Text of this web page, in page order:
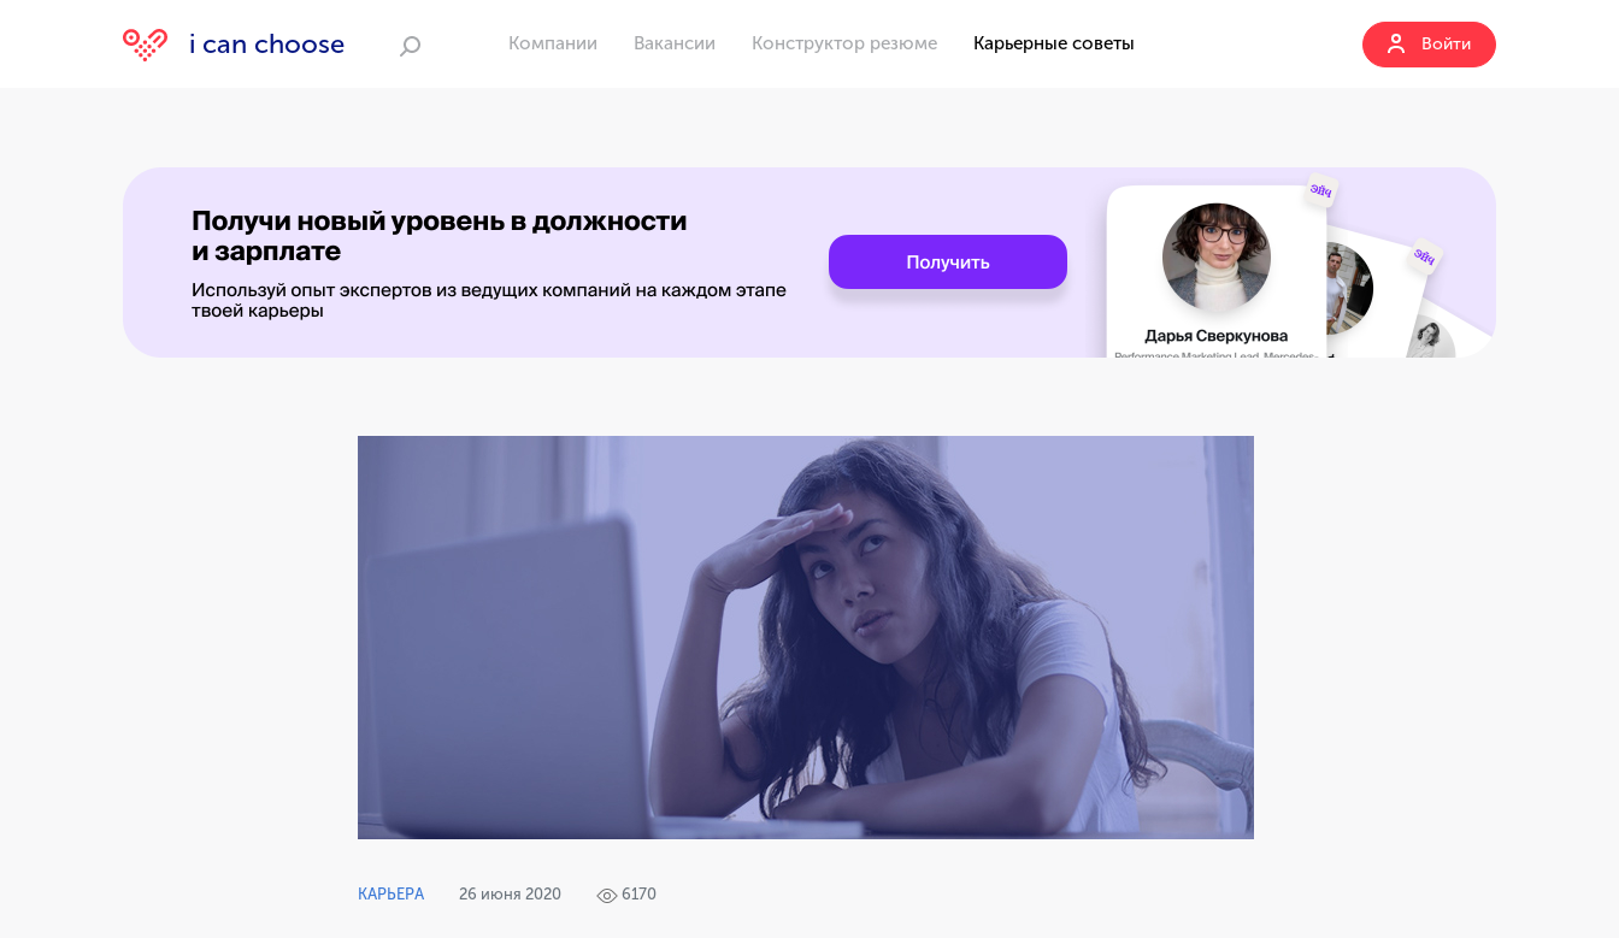
i can choose Компании Вакансии Конструктор резюме Карьерные советы Войти
КАРЬЕРА 26 июня 2020 6170